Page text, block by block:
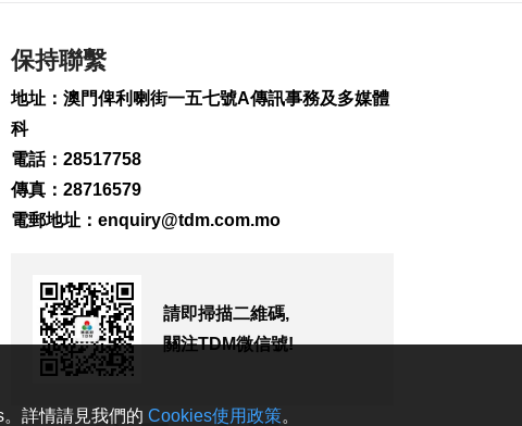
2026-08-08 08:32
稅
西班牙對意大利實施
臨時邊檢
2026-08-08 06:46
泰國擬推更嚴格槍支
保持聯繫
地址：澳門俾利喇街一五七號A傳訊事務及多媒體
科
電話：28517758
傳真：28716579
電郵地址： enquiry@tdm.com.mo
請即掃描二維碼,
關注TDM微信號!
詳情請見我們的 Cookies使用政策。